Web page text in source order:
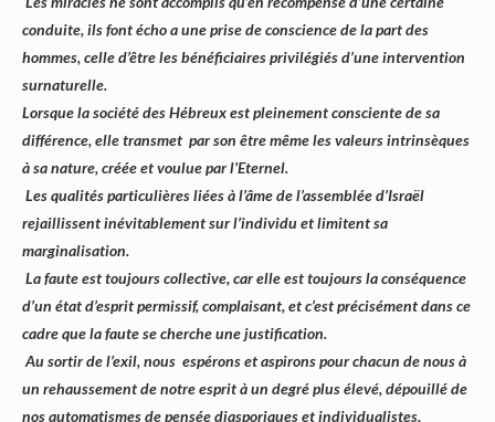
conduite, ils font écho a une prise de conscience de la part des
hommes, celle d’être les bénéficiaires privilégiés d’une intervention
surnaturelle.
Lorsque la société des Hébreux est pleinement consciente de sa
différence, elle transmet par son être même les valeurs intrinsèques
à sa nature, créée et voulue par l’Eternel.
Les qualités particulières liées à l’âme de l’assemblée d’Israël
rejaillissent inévitablement sur l’individu et limitent sa
marginalisation.
La faute est toujours collective, car elle est toujours la conséquence
d’un état d’esprit permissif, complaisant, et c’est précisément dans ce
cadre que la faute se cherche une justification.
Au sortir de l’exil, nous espérons et aspirons pour chacun de nous à
un rehaussement de notre esprit à un degré plus élevé, dépouillé de
nos automatismes de pensée diasporiques et individualistes.